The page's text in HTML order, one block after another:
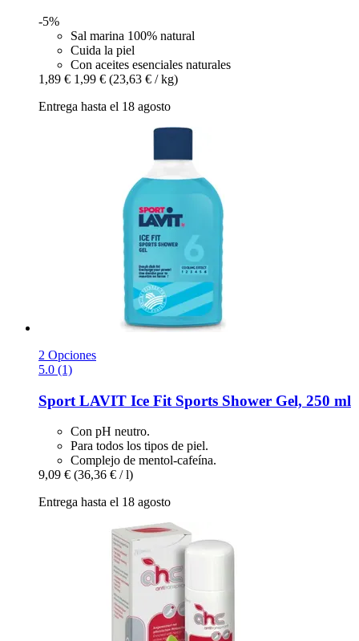
-5%
Sal marina 100% natural
Cuida la piel
Con aceites esenciales naturales
1,89 € 1,99 € (23,63 € / kg)
Entrega hasta el 18 agosto
2 Opciones
5.0 (1)
Sport LAVIT Ice Fit Sports Shower Gel, 250 ml
Con pH neutro.
Para todos los tipos de piel.
Complejo de mentol-cafeína.
9,09 € (36,36 € / l)
Entrega hasta el 18 agosto